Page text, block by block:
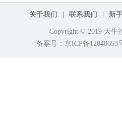
关于我们 联系我们 新
Copyright © 2019 大牛
备案号：京ICP备